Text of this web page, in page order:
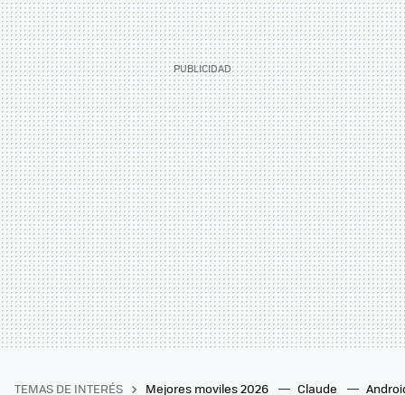
TEMAS DE INTERÉS Mejores moviles 2026 Claude